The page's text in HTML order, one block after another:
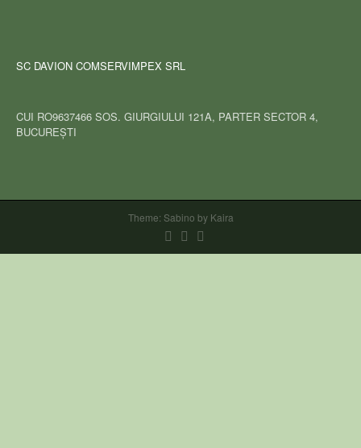
SC DAVION COMSERVIMPEX SRL
CUI RO9637466 SOS. GIURGIULUI 121A, PARTER SECTOR 4,
BUCUREȘTI
Theme: Sabino by Kaira